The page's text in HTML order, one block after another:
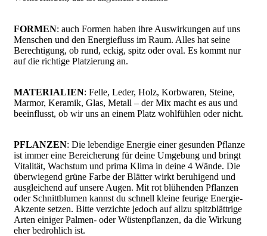
FORMEN: auch Formen haben ihre Auswirkungen auf uns
Menschen und den Energiefluss im Raum. Alles hat seine
Berechtigung, ob rund, eckig, spitz oder oval. Es kommt nur
auf die richtige Platzierung an.
MATERIALIEN: Felle, Leder, Holz, Korbwaren, Steine,
Marmor, Keramik, Glas, Metall – der Mix macht es aus und
beeinflusst, ob wir uns an einem Platz wohlfühlen oder nicht.
PFLANZEN: Die lebendige Energie einer gesunden Pflanze
ist immer eine Bereicherung für deine Umgebung und bringt
Vitalität, Wachstum und prima Klima in deine 4 Wände. Die
überwiegend grüne Farbe der Blätter wirkt beruhigend und
ausgleichend auf unsere Augen. Mit rot blühenden Pflanzen
oder Schnittblumen kannst du schnell kleine feurige Energie-
Akzente setzen. Bitte verzichte jedoch auf allzu spitzblättrige
Arten einiger Palmen- oder Wüstenpflanzen, da die Wirkung
eher bedrohlich ist.